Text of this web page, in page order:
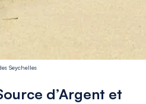
Seychelles
d’Argent et